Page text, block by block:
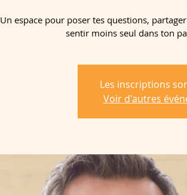
Un espace pour poser tes questions,
sentir moins seul dans ton
Les inscriptions
Voir d'autres